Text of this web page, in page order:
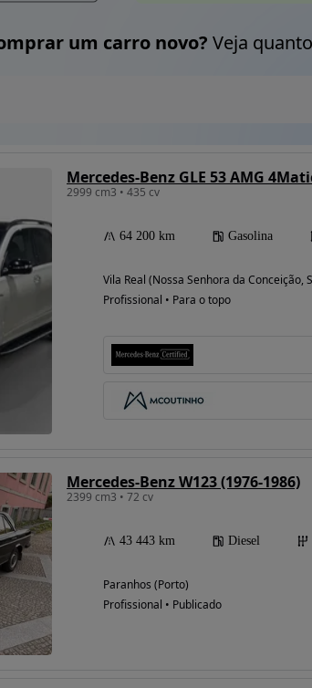
um carro novo? Veja quanto
Mercedes-Benz GLE 53 AMG
2999 cm3 • 435 cv
64 200 km Gasolina
Vila Real (Nossa Senhora da Conceição,
Profissional • Para o topo
Mercedes-Benz W123 (1976-1986)
2399 cm3 • 72 cv
43 443 km Diesel
Paranhos (Porto)
Profissional • Publicado